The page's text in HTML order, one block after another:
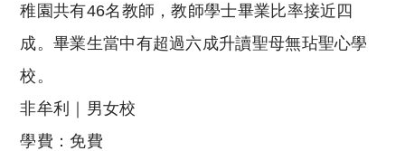
稚園共有46名教師，教師學士畢業比率接近四
成。畢業生當中有超過六成升讀聖母無玷聖心學
校。
非牟利｜男女校
學費：免費